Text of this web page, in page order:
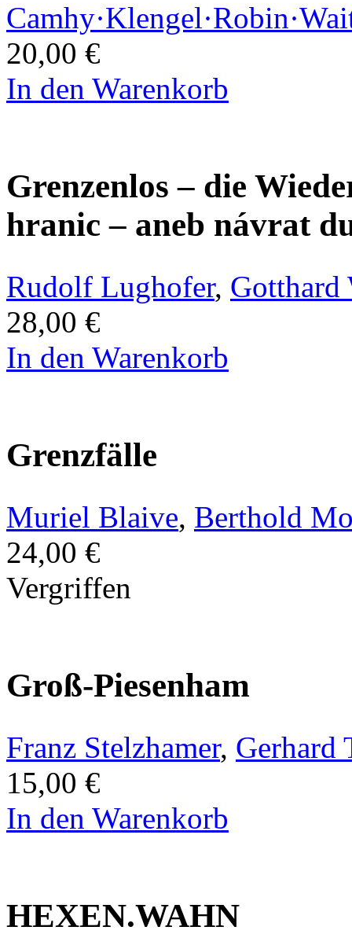
20,00 €
In den Warenkorb
Grenzenlos – die
hranic – aneb návrat
Rudolf Lughofer, Gotthard
28,00 €
In den Warenkorb
Grenzfälle
Muriel Blaive, Berthold
24,00 €
Vergriffen
Groß-Piesenham
Franz Stelzhamer, Gerhard
15,00 €
In den Warenkorb
HEXEN.WAHN